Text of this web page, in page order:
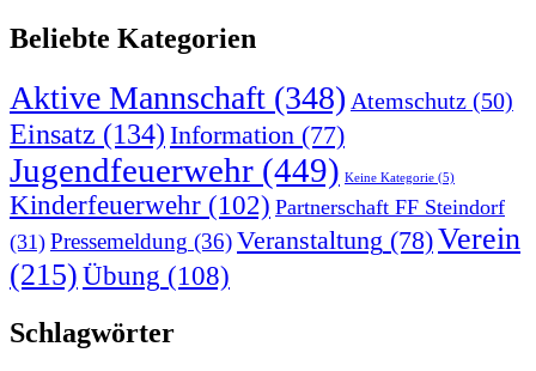
Beliebte Kategorien
Aktive Mannschaft (348) Atemschutz (50)
Einsatz (134) Information (77)
Jugendfeuerwehr (449) Keine Kategorie (5)
Kinderfeuerwehr (102) Partnerschaft FF Steindorf
(31) Pressemeldung (36)Veranstaltung (78)Verein
(215)Übung (108)
Schlagwörter